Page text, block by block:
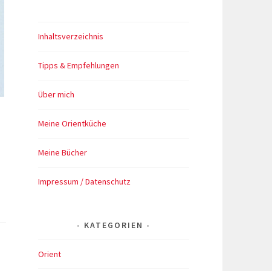
Inhaltsverzeichnis
Tipps & Empfehlungen
Über mich
Meine Orientküche
Meine Bücher
Impressum / Datenschutz
KATEGORIEN
Orient